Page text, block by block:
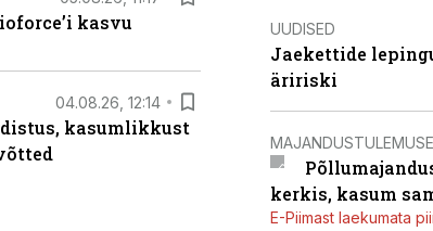
kasvu
04.08.26, 12:14
kasumlikkust
UUDISED
Jaekettide
äririski
kerkis, kasum
E-Piimast laekumata